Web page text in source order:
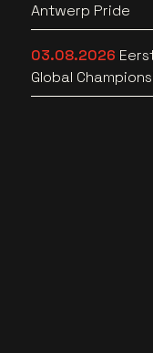
Antwerp Pride
03.08.2026
Global
bekend